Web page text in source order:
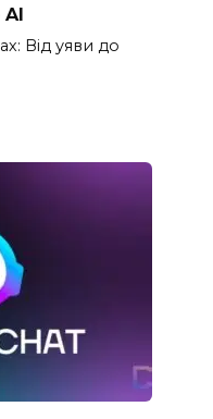
AI
Від уяви до